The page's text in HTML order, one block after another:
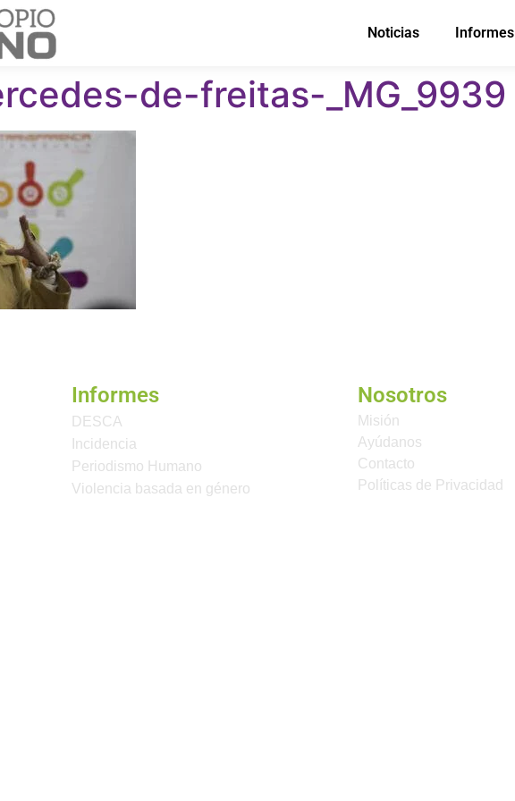
Noticias Informes
de-freitas-_MG_9939
Informes
DESCA
Incidencia
Periodismo Humano
Violencia basada en género
Nosotros
Misión
Ayúdanos
Contacto
Políticas de Privacidad